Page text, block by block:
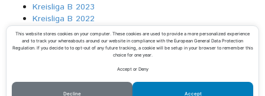
Kreisliga B 2023
Kreisliga B 2022
Kreisliga B 2021
Kreisliga B 2020(wg. Corona außer Konkurrenz)
Kreisliga C 2019
This website stores cookies on your computer. These cookies are used to provide a more personalized experience
and to track your whereabouts around our website in compliance with the European General Data Protection
Regulation. If you decide to to opt-out of any future tracking, a cookie will be setup in your browser to remember this
choice for one year.
Accept or Deny
Decline Accept